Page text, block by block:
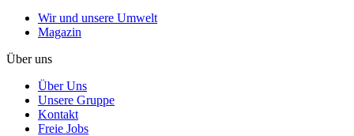
Wir und unsere Umwelt
Magazin
Über uns
Über Uns
Unsere Gruppe
Kontakt
Freie Jobs